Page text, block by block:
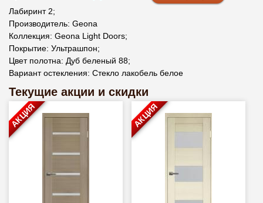
Лабиринт 2;
Производитель: Geona
Коллекция: Geona Light Doors;
Покрытие: Ультрашпон;
Цвет полотна: Дуб беленый 88;
Вариант остекления: Стекло лакобель белое
Текущие акции и скидки
АКЦИЯ АКЦИЯ